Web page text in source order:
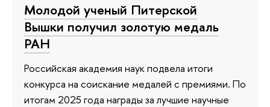
Молодой ученый Питерской
Вышки получил золотую медаль
РАН
Российская академия наук подвела итоги
конкурса на соискание медалей с премиями. По
итогам 2025 года награды за лучшие научные